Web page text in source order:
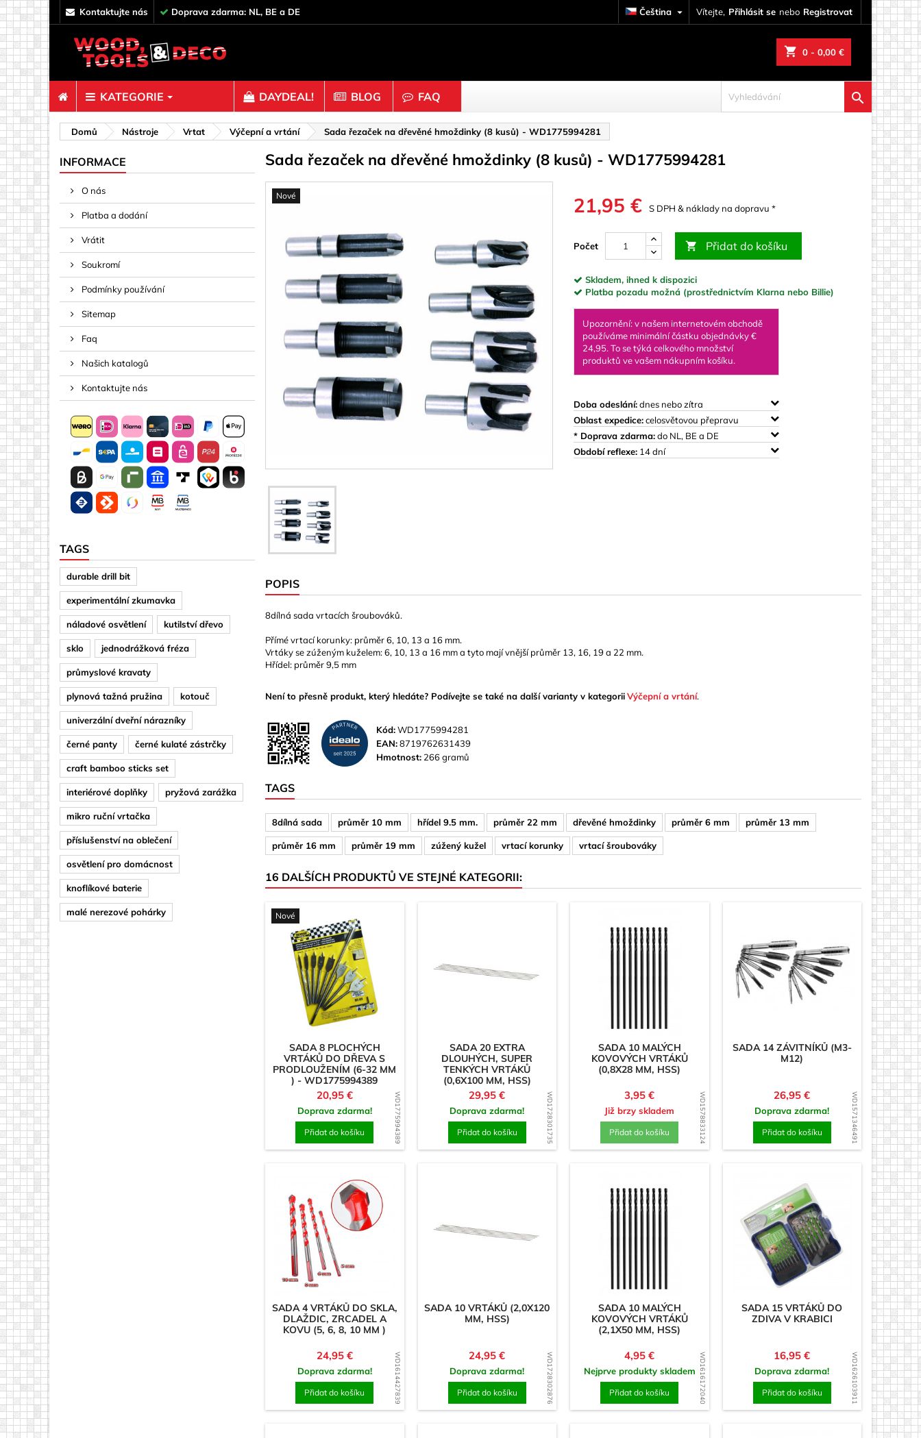
kontaktujte nás Doprava zdarma: NL, BE a DE Vítejte, Přihlásit se nebo Registrovat
Čeština 
shopping_cart 0 - 0,00 €
KATEGORIE
Spojovací prvky
Čepy & Tyče
Dekorace
Háčky, oči a prsteny
Páska, Lana & Lepidlo
Peří a zátky
Policové konektory
Rampa ořechy
Šrouby
Svorky, Pojiva & Síťovina
Dřevo & korek
Čepice & Knoflíky
Čísla
Hůlky a bloky
Korek
Kostky
Kuličky & Korálky
Ornamenty & Dřevořezby
Prstence
Špendlíky na prádlo
Woodyho dětská krabička
Akryl (plast)
Písmena & Znaky
Plošný materiál 3 mm
Plošný materiál 8 mm
Zrcadla
Magnety
Čtverec/Obdélník
Magnetické háčky
DAYDEAL! BLOG FAQ 
Domů Nástroje Vrtat Výčepní a vrtání Sada řezaček na dřevěné hmoždinky (8 kusů) - WD1775994281
INFORMACE
O nás
Platba a dodání
Vrátit
Soukromí
Podmínky používání
Sitemap
Faq
Našich katalogů
Kontaktujte nás
TAGS
durable drill bit
experimentální zkumavka
náladové osvětlení kutilství dřevo
sklo jednodrážková fréza
průmyslové kravaty
plynová tažná pružina kotouč
univerzální dveřní nárazníky
černé panty černé kulaté zástrčky
craft bamboo sticks set
interiérové doplňky pryžová zarážka
mikro ruční vrtačka
příslušenství na oblečení
osvětlení pro domácnost
knoflíkové baterie
malé nerezové pohárky
Sada řezaček na dřevěné hmoždinky (8 kusů) - WD1775994281
Nové 21,95 € S DPH & náklady na dopravu *
Počet  Přidat do košíku
Skladem, ihned k dispozici
Platba pozadu možná (prostřednictvím Klarna nebo Billie)
Upozornění: v našem internetovém obchodě
používáme minimální částku objednávky €
24,95. To se týká celkového množství
produktů ve vašem nákupním košíku.
Doba odeslání:dnes nebo zítra
Oblast expedice:celosvětovou přepravu
* Doprava zdarma:do NL, BE a DE
Období reflexe: 14 dní
POPIS
8dílná sada vrtacích šroubováků.
Přímé vrtací korunky: průměr 6, 10, 13 a 16 mm.
Vrtáky se zúženým kuželem: 6, 10, 13 a 16 mm a tyto mají vnější průměr 13, 16, 19 a 22 mm.
Hřídel: průměr 9,5 mm
Není to přesně produkt, který hledáte? Podívejte se také na další varianty v kategoriiVýčepní a vrtání.
Kód:WD1775994281
EAN:8719762631439
Hmotnost: 266 gramů
TAGS
8dílná sada průměr 10 mm hřídel 9.5 mm. průměr 22 mm dřevěné hmoždinky průměr 6 mm průměr 13 mm
průměr 16 mm průměr 19 mm zúžený kužel vrtací korunky vrtací šroubováky
16 DALŠÍCH PRODUKTŮ VE STEJNÉ KATEGORII:
WD1775994389
Nové
SADA 8 PLOCHÝCH
VRTÁKŮ DO DŘEVA S
PRODLOUŽENÍM (6-32 MM
) - WD1775994389
Cena
20,95 €
Doprava zdarma!
Přidat do košíku WD1728301735
SADA 20 EXTRA
DLOUHÝCH, SUPER
TENKÝCH VRTÁKŮ
(0,6X100 MM, HSS)
Cena
29,95 €
Doprava zdarma!
Přidat do košíku WD1578833124
SADA 10 MALÝCH
KOVOVÝCH VRTÁKŮ
(0,8X28 MM, HSS)
Cena
3,95 €
Již brzy skladem
Přidat do košíku WD1571346491
SADA 14 ZÁVITNÍKŮ (M3-
M12)
Cena
26,95 €
Doprava zdarma!
Přidat do košíku
WD1614427839
SADA 4 VRTÁKŮ DO SKLA,
DLAŽDIC, ZRCADEL A
KOVU (5, 6, 8, 10 MM )
Cena
24,95 €
Doprava zdarma!
Přidat do košíku WD1728302876
SADA 10 VRTÁKŮ (2,0X120
MM, HSS)
Cena
24,95 €
Doprava zdarma!
Přidat do košíku WD1616172040
SADA 10 MALÝCH
KOVOVÝCH VRTÁKŮ
(2,1X50 MM, HSS)
Cena
4,95 €
Nejprve produkty skladem
Přidat do košíku WD1626103911
SADA 15 VRTÁKŮ DO
ZDIVA V KRABICI
Cena
16,95 €
Doprava zdarma!
Přidat do košíku